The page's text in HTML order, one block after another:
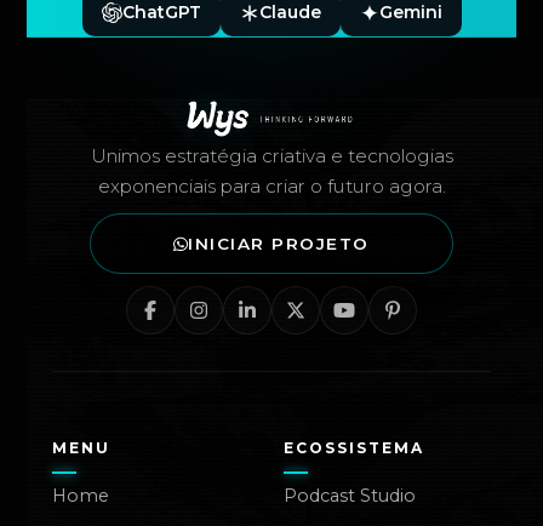
ChatGPT Claude Gemini
Unimos estratégia criativa e tecnologias
exponenciais para criar o futuro agora.
INICIAR PROJETO
MENU
Home
ECOSSISTEMA
Podcast Studio